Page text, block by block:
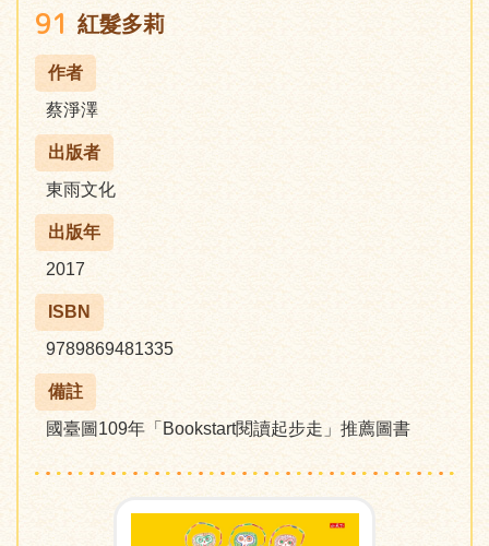
91 紅髮多莉
作者
蔡淨澤
出版者
東雨文化
出版年
2017
ISBN
9789869481335
備註
國臺圖109年「Bookstart閱讀起步走」推薦圖書